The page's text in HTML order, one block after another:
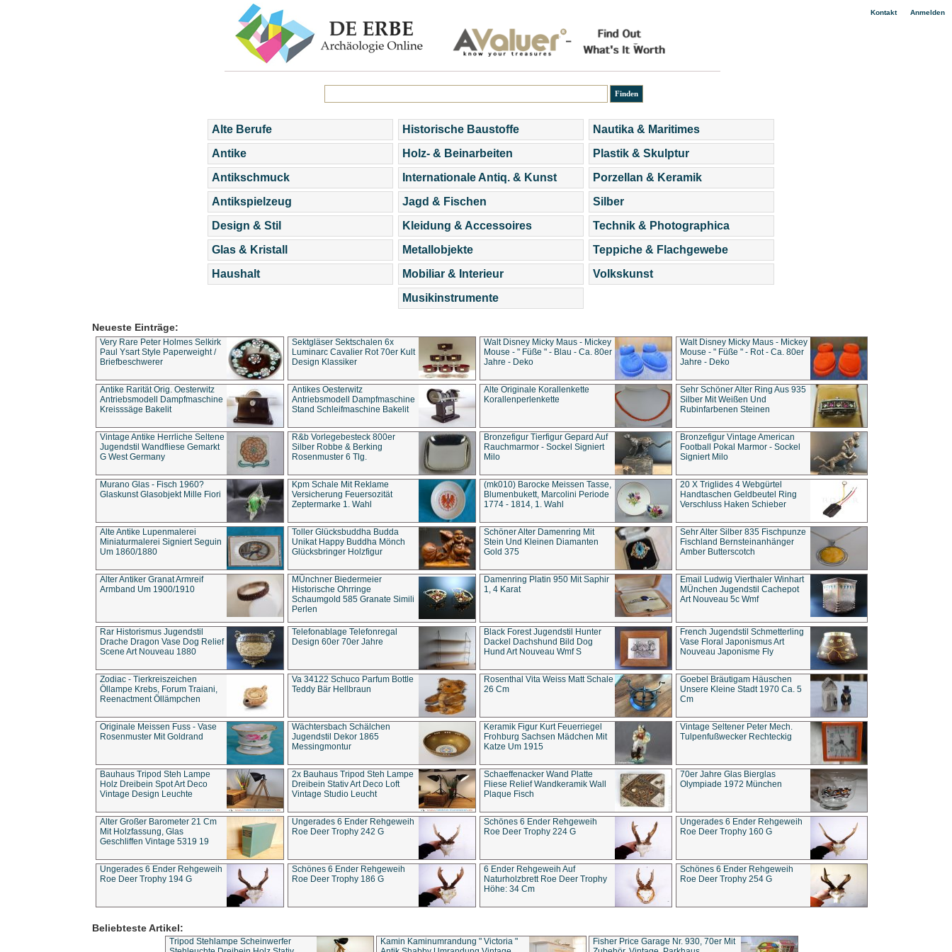
Kontakt| Anmelden
Alte Berufe
Antike
Antikschmuck
Antikspielzeug
Design & Stil
Glas & Kristall
Haushalt
Historische Baustoffe
Holz- & Beinarbeiten
Internationale Antiq. & Kunst
Jagd & Fischen
Kleidung & Accessoires
Metallobjekte
Mobiliar & Interieur
Musikinstrumente
Nautika & Maritimes
Plastik & Skulptur
Porzellan & Keramik
Silber
Technik & Photographica
Teppiche & Flachgewebe
Volkskunst
Neueste Einträge:
Very Rare Peter Holmes Selkirk
Paul Ysart Style Paperweight /
Briefbeschwerer
Sektgläser Sektschalen 6x
Luminarc Cavalier Rot 70er Kult
Design Klassiker
Walt Disney Micky Maus - Mickey
Mouse - " Füße " - Blau - Ca. 80er
Jahre - Deko
Walt Disney Micky Maus - Mickey
Mouse - " Füße " - Rot - Ca. 80er
Jahre - Deko
Antike Rarität Orig. Oesterwitz
Antriebsmodell Dampfmaschine
Kreisssäge Bakelit
Antikes Oesterwitz
Antriebsmodell Dampfmaschine
Stand Schleifmaschine Bakelit
Alte Originale Korallenkette
Korallenperlenkette
Sehr Schöner Alter Ring Aus 935
Silber Mit Weißen Und
Rubinfarbenen Steinen
Vintage Antike Herrliche Seltene
Jugendstil Wandfliese Gemarkt
G West Germany
R&b Vorlegebesteck 800er
Silber Robbe & Berking
Rosenmuster 6 Tlg.
Bronzefigur Tierfigur Gepard Auf
Rauchmarmor - Sockel Signiert
Milo
Bronzefigur Vintage American
Football Pokal Marmor - Sockel
Signiert Milo
Murano Glas - Fisch 1960?
Glaskunst Glasobjekt Mille Fiori
Kpm Schale Mit Reklame
Versicherung Feuersozität
Zeptermarke 1. Wahl
(mk010) Barocke Meissen Tasse,
Blumenbukett, Marcolini Periode
1774 - 1814, 1. Wahl
20 X Triglides 4 Webgürtel
Handtaschen Geldbeutel Ring
Verschluss Haken Schieber
Alte Antike Lupenmalerei
Miniaturmalerei Signiert Seguin
Um 1860/1880
Toller Glücksbuddha Budda
Unikat Happy Buddha Mönch
Glücksbringer Holzfigur
Schöner Alter Damenring Mit
Stein Und Kleinen Diamanten
Gold 375
Sehr Alter Silber 835 Fischpunze
Fischland Bernsteinanhänger
Amber Butterscotch
Alter Antiker Granat Armreif
Armband Um 1900/1910
MÜnchner Biedermeier
Historische Ohrringe
Schaumgold 585 Granate Simili
Perlen
Damenring Platin 950 Mit Saphir
1, 4 Karat
Email Ludwig Vierthaler Winhart
MÜnchen Jugendstil Cachepot
Art Nouveau 5c Wmf
Rar Historismus Jugendstil
Drache Dragon Vase Dog Relief
Scene Art Nouveau 1880
Telefonablage Telefonregal
Design 60er 70er Jahre
Black Forest Jugendstil Hunter
Dackel Dachshund Bild Dog
Hund Art Nouveau Wmf S
French Jugendstil Schmetterling
Vase Floral Japonismus Art
Nouveau Japonisme Fly
Zodiac - Tierkreiszeichen
Öllampe Krebs, Forum Traiani,
Reenactment Öllämpchen
Va 34122 Schuco Parfum Bottle
Teddy Bär Hellbraun
Rosenthal Vita Weiss Matt Schale
26 Cm
Goebel Bräutigam Häuschen
Unsere Kleine Stadt 1970 Ca. 5
Cm
Originale Meissen Fuss - Vase
Rosenmuster Mit Goldrand
Wächtersbach Schälchen
Jugendstil Dekor 1865
Messingmontur
Keramik Figur Kurt Feuerriegel
Frohburg Sachsen Mädchen Mit
Katze Um 1915
Vintage Seltener Peter Mech.
Tulpenfußwecker Rechteckig
Bauhaus Tripod Steh Lampe
Holz Dreibein Spot Art Deco
Vintage Design Leuchte
2x Bauhaus Tripod Steh Lampe
Dreibein Stativ Art Deco Loft
Vintage Studio Leucht
Schaeffenacker Wand Platte
Fliese Relief Wandkeramik Wall
Plaque Fisch
70er Jahre Glas Bierglas
Olympiade 1972 München
Alter Großer Barometer 21 Cm
Mit Holzfassung, Glas
Geschliffen Vintage 5319 19
Ungerades 6 Ender Rehgeweih
Roe Deer Trophy 242 G
Schönes 6 Ender Rehgeweih
Roe Deer Trophy 224 G
Ungerades 6 Ender Rehgeweih
Roe Deer Trophy 160 G
Ungerades 6 Ender Rehgeweih
Roe Deer Trophy 194 G
Schönes 6 Ender Rehgeweih
Roe Deer Trophy 186 G
6 Ender Rehgeweih Auf
Naturholzbrett Roe Deer Trophy
Höhe: 34 Cm
Schönes 6 Ender Rehgeweih
Roe Deer Trophy 254 G
Beliebteste Artikel:
Tripod Stehlampe Scheinwerfer
Kamin Kaminumrandung " Victoria "
Fisher Price Garage Nr. 930, 70er Mit